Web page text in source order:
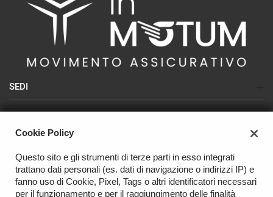
SEDI
Sede di Olgiate Olona (USATO)
Sede di Varese (NISSAN - USATO)
OFFICINA
Contatti
Cookie Policy
Questo sito e gli strumenti di terze parti in esso integrati
trattano dati personali (es. dati di navigazione o indirizzi IP) e
fanno uso di Cookie, Pixel, Tags o altri identificatori necessari
per il funzionamento e per il raggiungimento delle finalità